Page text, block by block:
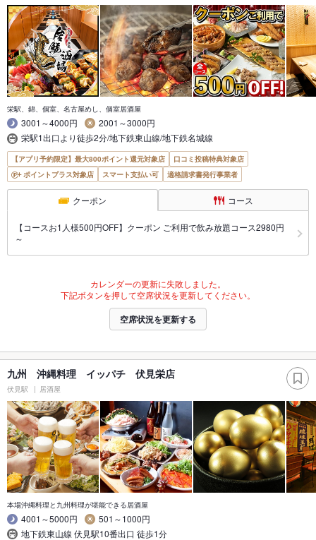
栄駅、錦、個室、名古屋めし、個室居酒屋
3001～4000円
2001～3000円
栄駅1出口より徒歩2分/地下鉄東山線/地下鉄名城線
【アプリ予約限定】最大800ポイント還元対象店
口コミ投稿特典対象店
ポイントプラス対象店
スマート支払い可 適格請求書発行事業者
クーポン コース
【コースお1人様500円OFF】クーポン ご利用で飲み放題コース2980円
～
カレンダーの更新に失敗しました。
下記ボタンを押して空席状況を更新してください。
空席状況を更新する
九州 沖縄料理 イッパチ 伏見栄店
伏見駅 居酒屋
本場沖縄料理と九州料理が堪能できる居酒屋
4001～5000円
501～1000円
地下鉄東山線 伏見駅10番出口 徒歩1分